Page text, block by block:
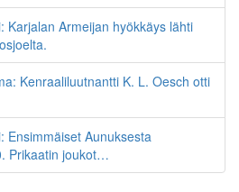
Armeijan hyökkäys lähti
Kenraaliluutnantti K. L. Oesch otti
Aunuksesta
Prikaatin joukot…